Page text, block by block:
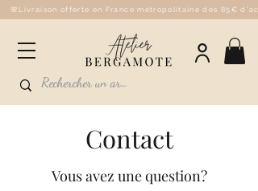
🌸Livraison offerte en France métropolitaine dès 85€
Contact
Vous avez une question?